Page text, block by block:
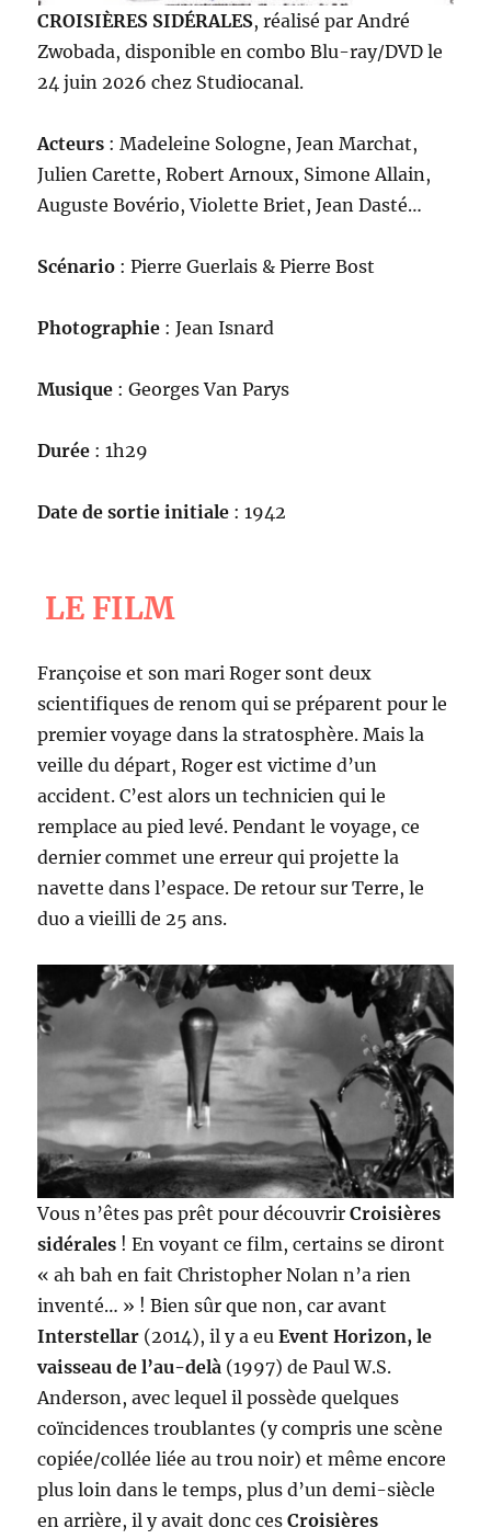
CROISIÈRES SIDÉRALES, réalisé par André
Zwobada, disponible en combo Blu-ray/DVD le
24 juin 2026 chez Studiocanal.
Acteurs : Madeleine Sologne, Jean Marchat,
Julien Carette, Robert Arnoux, Simone Allain,
Auguste Bovério, Violette Briet, Jean Dasté…
Scénario : Pierre Guerlais & Pierre Bost
Photographie : Jean Isnard
Musique : Georges Van Parys
Durée : 1h29
Date de sortie initiale : 1942
LE FILM
Françoise et son mari Roger sont deux
scientifiques de renom qui se préparent pour le
premier voyage dans la stratosphère. Mais la
veille du départ, Roger est victime d’un
accident. C’est alors un technicien qui le
remplace au pied levé. Pendant le voyage, ce
dernier commet une erreur qui projette la
navette dans l’espace. De retour sur Terre, le
duo a vieilli de 25 ans.
Vous n’êtes pas prêt pour découvrirCroisières
sidérales ! En voyant ce film, certains se diront
« ah bah en fait Christopher Nolan n’a rien
inventé… » ! Bien sûr que non, car avant
Interstellar (2014), il y a euEvent Horizon, le
vaisseau de l’au-delà (1997) de Paul W.S.
Anderson, avec lequel il possède quelques
coïncidences troublantes (y compris une scène
copiée/collée liée au trou noir) et même encore
plus loin dans le temps, plus d’un demi-siècle
en arrière, il y avait donc cesCroisières